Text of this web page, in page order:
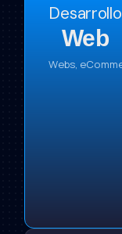
Desarrollo
Web